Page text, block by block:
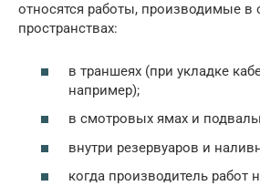
относятся работы, производимые в
пространствах:
в траншеях (при укладке
например);
в смотровых ямах и
внутри резервуаров и
когда производитель работ